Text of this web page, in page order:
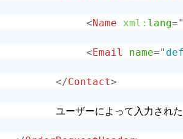
<Name xml: lang="
<Email name="
</Contact>
ユーザーによって入力さ